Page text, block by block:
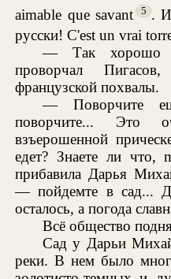
aimable que savant
5 . И
русски! C'est un vrai
— Так хорошо
проворчал
французской похвалы.
— Поворчите
поворчите... Это
взъерошенной
едет? Знаете ли что,
прибавила Дарья
— пойдемте в сад...
осталось, а погода
Всё общество
Сад у Дарьи
реки. В нем было